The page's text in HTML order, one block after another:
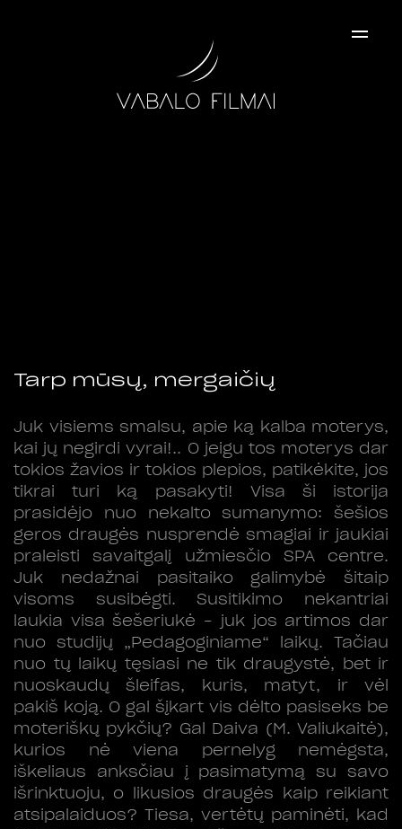
×
Tarp mūsų, mergaičių
Juk visiems smalsu, apie ką kalba moterys,
kai jų negirdi vyrai!.. O jeigu tos moterys dar
tokios žavios ir tokios plepios, patikėkite, jos
tikrai turi ką pasakyti! Visa ši istorija
prasidėjo nuo nekalto sumanymo: šešios
geros draugės nusprendė smagiai ir jaukiai
praleisti savaitgalį užmiesčio SPA centre.
Juk nedažnai pasitaiko galimybė šitaip
visoms susibėgti. Susitikimo nekantriai
laukia visa šešeriukė – juk jos artimos dar
nuo studijų „Pedagoginiame“ laikų. Tačiau
nuo tų laikų tęsiasi ne tik draugystė, bet ir
nuoskaudų šleifas, kuris, matyt, ir vėl
pakiš koją. O gal šįkart vis dėlto pasiseks be
moteriškų pykčių? Gal Daiva (M. Valiukaitė),
kurios nė viena pernelyg nemėgsta,
iškeliaus anksčiau į pasimatymą su savo
išrinktuoju, o likusios draugės kaip reikiant
atsipalaiduos? Tiesa, vertėtų paminėti, kad